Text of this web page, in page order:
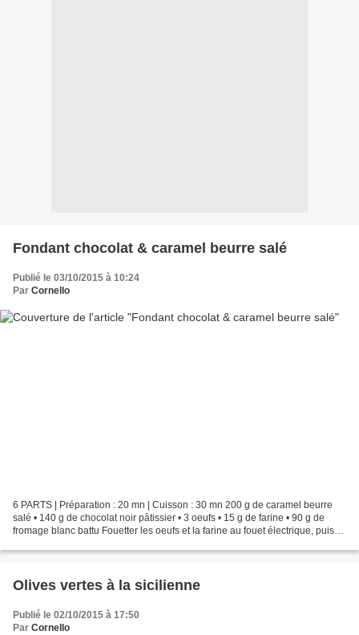
Fondant chocolat & caramel beurre salé
Publié le 03/10/2015 à 10:24
Par Cornello
6 PARTS | Préparation : 20 mn | Cuisson : 30 mn 200 g de caramel beurre
salé • 140 g de chocolat noir pâtissier • 3 oeufs • 15 g de farine • 90 g de
fromage blanc battu Fouetter les oeufs et la farine au fouet électrique, puis
Olives vertes à la sicilienne
Publié le 02/10/2015 à 17:50
Par Cornello